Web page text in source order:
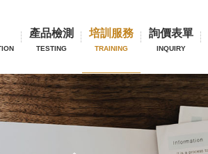
產品檢測
TESTING
培訓服務
TRAINING
詢價表單
INQUIRY